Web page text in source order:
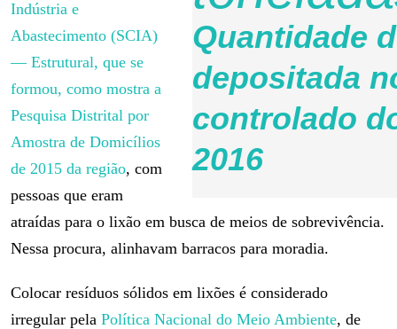
Quantidade
depositada
controlado
2016
Indústria e
Abastecimento (SCIA)
— Estrutural, que se
formou, como mostra a
Pesquisa Distrital por
Amostra de Domicílios
de 2015 da região, com
pessoas que eram
atraídas para o lixão em busca de meios de sobrevivência.
Nessa procura, alinhavam barracos para moradia.
Colocar resíduos sólidos em lixões é considerado
irregular pela Política Nacional do Meio Ambiente, de